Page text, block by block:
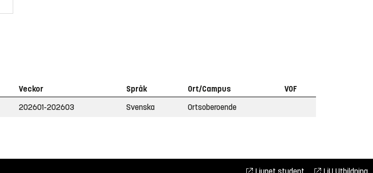
Veckor Språk Ort/Campus
VOF
202601-202603 Svenska Ortsoberoende